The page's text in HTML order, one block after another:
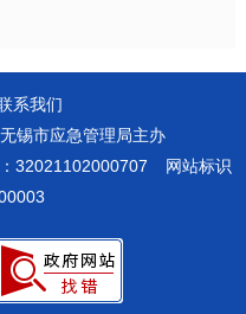
系我们
锡市应急管理局主办
32021102000707
网站标识